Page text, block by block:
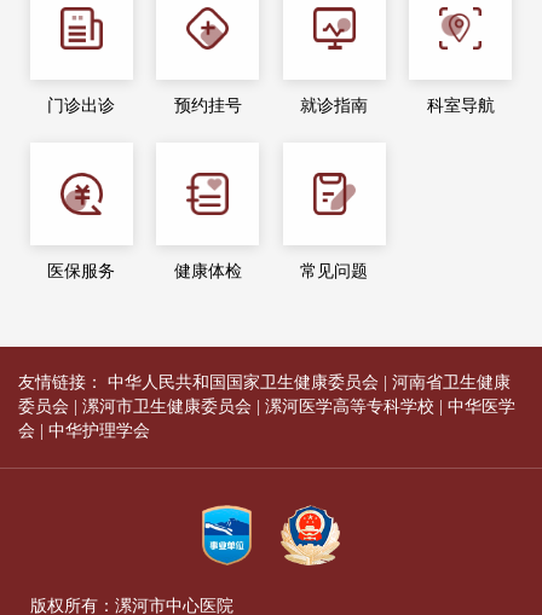
门诊出诊 预约挂号 就诊指南 科室导航
医保服务 健康体检 常见问题
友情链接： 中华人民共和国国家卫生健康委员会
河南省卫生健康
委员会
漯河市卫生健康委员会 漯河医学高等专科学校
中华医学
会
中华护理学会
版权所有：漯河市中心医院